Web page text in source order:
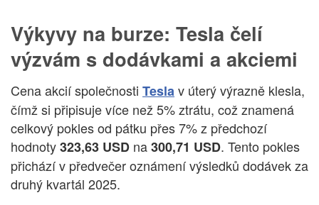
Výkyvy na burze: Tesla čelí
výzvám s dodávkami a akciemi
Cena akcií společnosti Teslav úterý výrazně klesla,
čímž si připisuje více než 5% ztrátu, což znamená
celkový pokles od pátku přes 7% z předchozí
hodnoty323,63 USD na300,71 USD. Tento pokles
přichází v předvečer oznámení výsledků dodávek za
druhý kvartál 2025.